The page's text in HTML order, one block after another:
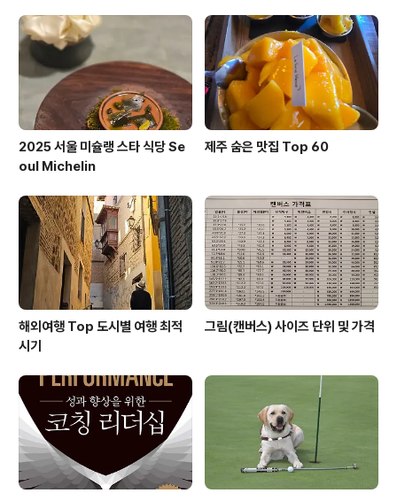
2025 서울 미슐랭 스타 식당 Se
oul Michelin
제주 숨은 맛집 Top 60
해외여행 Top 도시별 여행 최적
시기
그림(캔버스) 사이즈 단위 및 가격